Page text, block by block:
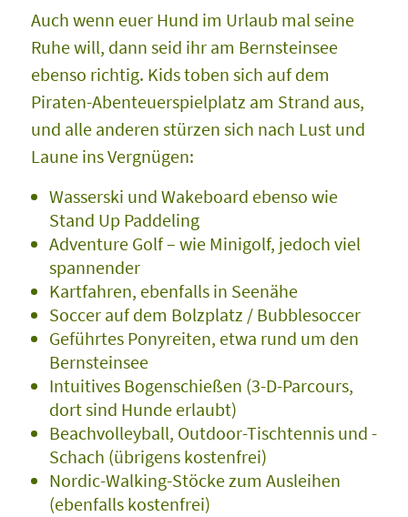
Auch wenn euer Hund im Urlaub mal seine
Ruhe will, dann seid ihr am Bernsteinsee
ebenso richtig. Kids toben sich auf dem
Piraten-Abenteuerspielplatz am Strand aus,
und alle anderen stürzen sich nach Lust und
Laune ins Vergnügen:
Wasserski und Wakeboard ebenso wie
Stand Up Paddeling
Adventure Golf – wie Minigolf, jedoch viel
spannender
Kartfahren, ebenfalls in Seenähe
Soccer auf dem Bolzplatz / Bubblesoccer
Geführtes Ponyreiten, etwa rund um den
Bernsteinsee
Intuitives Bogenschießen (3-D-Parcours,
dort sind Hunde erlaubt)
Beachvolleyball, Outdoor-Tischtennis und -
Schach (übrigens kostenfrei)
Nordic-Walking-Stöcke zum Ausleihen
(ebenfalls kostenfrei)